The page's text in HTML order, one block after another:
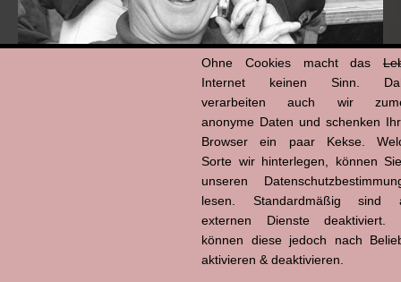
Ohne Cookies macht das
Internet keinen Sinn.
verarbeiten auch wir
anonyme Daten und schenken
Browser ein paar Kekse.
Sorte wir hinterlegen, können
unseren
lesen. Standardmäßig sind
externen Dienste deaktiviert.
können diese jedoch nach
aktivieren & deaktivieren.